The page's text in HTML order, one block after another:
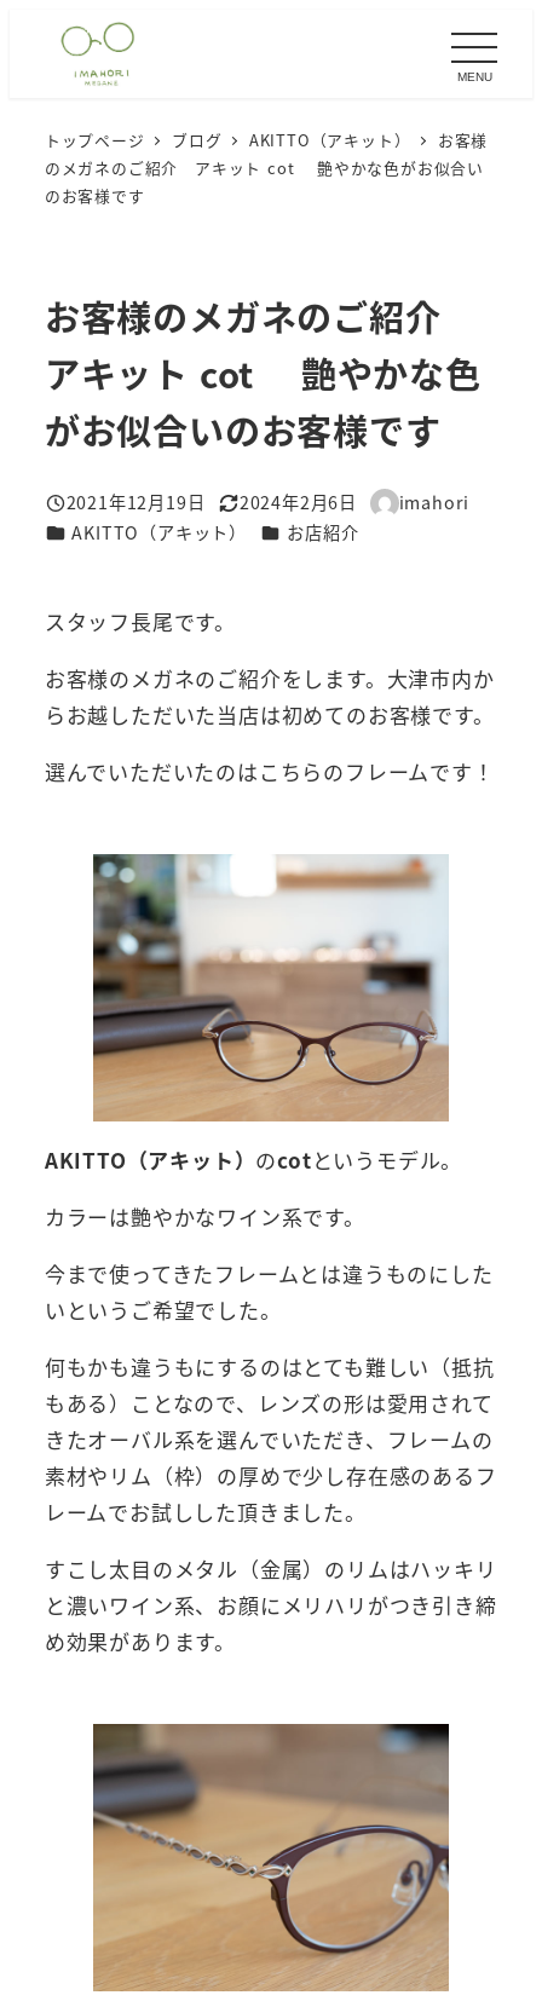
MENU
トップページ ブログ AKITTO（アキット）
お客様
のメガネのご紹介 アキット cot 艶やかな色がお似合い
のお客様です
お客様のメガネのご紹介
アキット cot 艶やかな色
がお似合いのお客様です
投稿日
2021年12月19日
更新日
2024年2月6日
著
imahori
カテゴリー
AKITTO（アキット） カテゴリー
お店紹介
スタッフ長尾です。
お客様のメガネのご紹介をします。大津市内か
らお越しただいた当店は初めてのお客様です。
選んでいただいたのはこちらのフレームです！
AKITTO（アキット） のcotというモデル。
カラーは艶やかなワイン系です。
今まで使ってきたフレームとは違うものにした
いというご希望でした。
何もかも違うもにするのはとても難しい（抵抗
もある）ことなので、レンズの形は愛用されて
きたオーバル系を選んでいただき、フレームの
素材やリム（枠）の厚めで少し存在感のあるフ
レームでお試しした頂きました。
すこし太目のメタル（金属）のリムはハッキリ
と濃いワイン系、お顔にメリハリがつき引き締
め効果があります。